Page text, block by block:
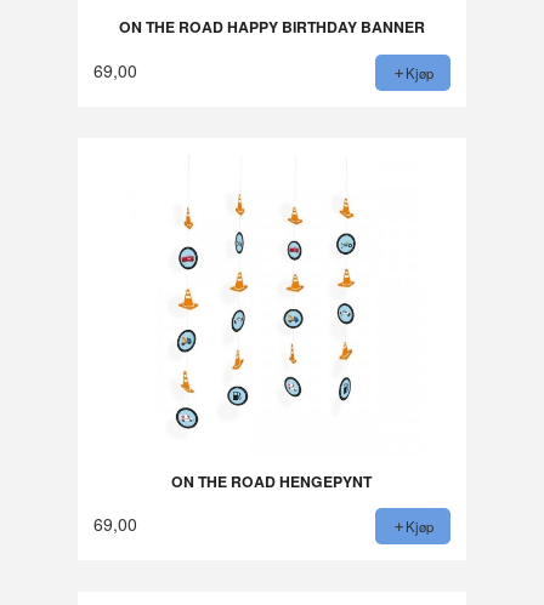
ON THE ROAD HAPPY BIRTHDAY BANNER
69,00 Kjøp
ON THE ROAD HENGEPYNT
69,00 Kjøp